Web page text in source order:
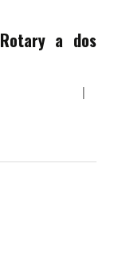
a dos
|